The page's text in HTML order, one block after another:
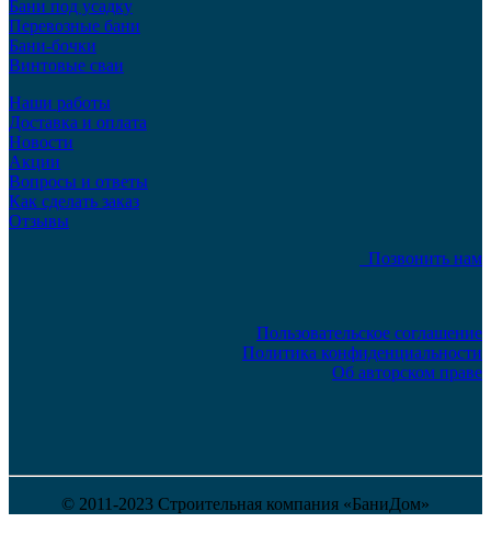
Бани под усадку
Перевозные бани
Бани-бочки
Винтовые сваи
Наши работы
Доставка и оплата
Новости
Акции
Вопросы и ответы
Как сделать заказ
Отзывы
Позвонить нам
Пользовательское соглашение
Политика конфиденциальности
Об авторском праве
© 2011-2023 Строительная компания «БаниДом»